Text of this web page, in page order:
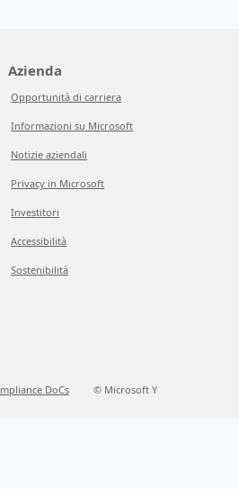
Azienda
Opportunità di carriera
Informazioni su Microsoft
Notizie aziendali
Privacy in Microsoft
Investitori
Accessibilità
Sostenibilità
DoCs © Microsoft Y